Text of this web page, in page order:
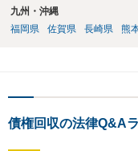
九州・沖縄
福岡県
佐賀県 長崎県 熊
債権回収の法律Q&A